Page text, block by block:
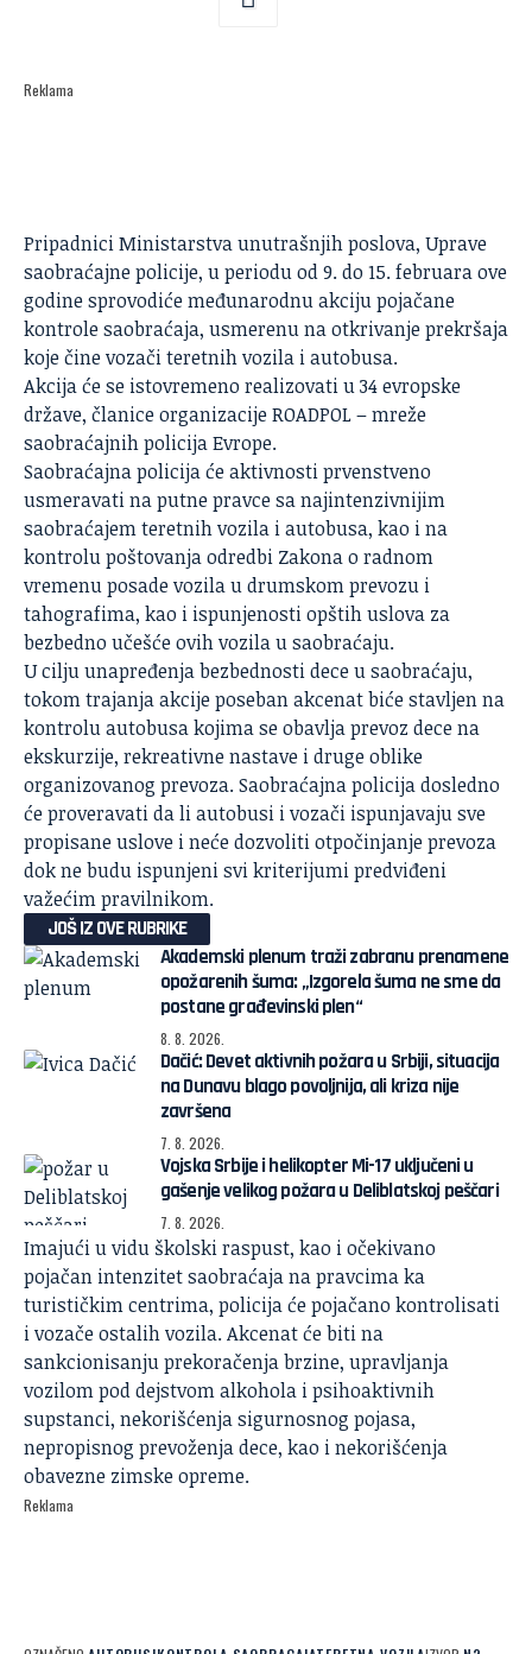
Reklama
Pripadnici Ministarstva unutrašnjih poslova, Uprave
saobraćajne policije, u periodu od 9. do 15. februara ove
godine sprovodiće međunarodnu akciju pojačane
kontrole saobraćaja, usmerenu na otkrivanje prekršaja
koje čine vozači teretnih vozila i autobusa.
Akcija će se istovremeno realizovati u 34 evropske
države, članice organizacije ROADPOL – mreže
saobraćajnih policija Evrope.
Saobraćajna policijaće aktivnosti prvenstveno
usmeravati na putne pravce sa najintenzivnijim
saobraćajem teretnih vozila i autobusa, kao i na
kontrolu poštovanja odredbi Zakona o radnom
vremenu posade vozila u drumskom prevozu i
tahografima, kao i ispunjenosti opštih uslova za
bezbedno učešće ovih vozila u saobraćaju.
U cilju unapređenja bezbednosti dece u saobraćaju,
tokom trajanja akcije poseban akcenat biće stavljen na
kontrolu autobusa kojima se obavlja prevoz dece na
ekskurzije, rekreativne nastave i druge oblike
organizovanog prevoza. Saobraćajna policija dosledno
će proveravati da li autobusi i vozači ispunjavaju sve
propisane uslove i neće dozvoliti otpočinjanje prevoza
dok ne budu ispunjeni svi kriterijumi predviđeni
važećim pravilnikom.
JOŠ IZ OVE RUBRIKE
Akademski plenum traži zabranu prenamene
opožarenih šuma: „Izgorela šuma ne sme da
postane građevinski plen“
8. 8. 2026.
Dačić: Devet aktivnih požara u Srbiji, situacija
na Dunavu blago povoljnija, ali kriza nije
završena
7. 8. 2026.
Vojska Srbije i helikopter Mi-17 uključeni u
gašenje velikog požara u Deliblatskoj peščari
7. 8. 2026.
Imajući u vidu školski raspust, kao i očekivano
pojačan intenzitet saobraćaja na pravcima ka
turističkim centrima, policija će pojačano kontrolisati
i vozače ostalih vozila. Akcenat će biti na
sankcionisanju prekoračenja brzine, upravljanja
vozilom pod dejstvom alkohola i psihoaktivnih
supstanci, nekorišćenja sigurnosnog pojasa,
nepropisnog prevoženja dece, kao i nekorišćenja
obavezne zimske opreme.
Reklama